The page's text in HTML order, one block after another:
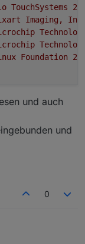
TouchSystems
Imaging,
Foundation
und auch
und
0